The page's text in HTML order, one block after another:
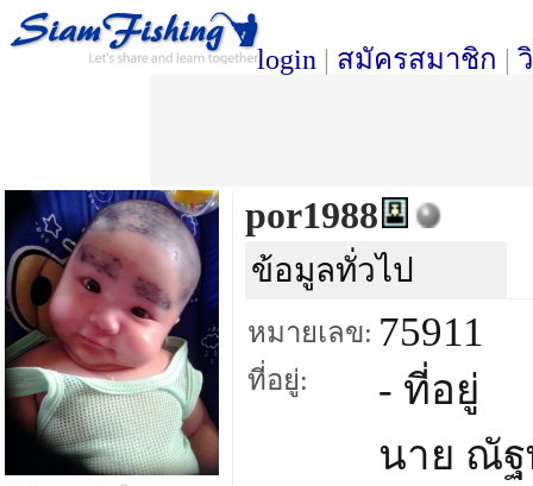
login | สมัครสมาชิก |
por1988
ข้อมูลทั่วไป
หมายเลข: 75911
ที่อยู่:
- ที่อยู่
นาย ณัฐ